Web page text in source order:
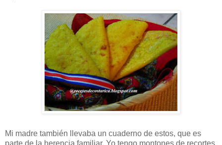
Mi madre también llevaba un cuaderno de estos, que es
parte de la herencia familiar. Yo tengo montones de recortes